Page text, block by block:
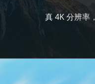
真 4K 分辨率